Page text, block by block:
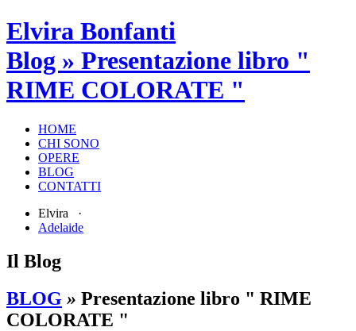
Elvira Bonfanti
Blog » Presentazione libro "
RIME COLORATE "
HOME
CHI SONO
OPERE
BLOG
CONTATTI
Elvira ·
Adelaide
Il Blog
BLOG » Presentazione libro " RIME
COLORATE "